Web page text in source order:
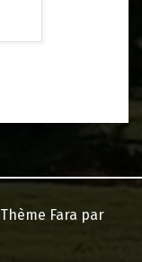
Thème Fara par